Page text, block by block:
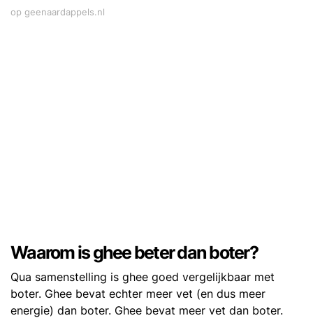
op geenaardappels.nl
Waarom is ghee beter dan boter?
Qua samenstelling is ghee goed vergelijkbaar met
boter. Ghee bevat echter meer vet (en dus meer
energie) dan boter. Ghee bevat meer vet dan boter.